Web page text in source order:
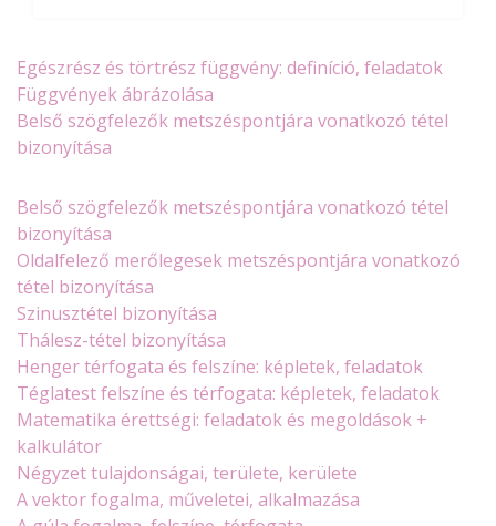
Egészrész és törtrész függvény: definíció, feladatok
Függvények ábrázolása
Belső szögfelezők metszéspontjára vonatkozó tétel
bizonyítása
Belső szögfelezők metszéspontjára vonatkozó tétel
bizonyítása
Oldalfelező merőlegesek metszéspontjára vonatkozó
tétel bizonyítása
Szinusztétel bizonyítása
Thálesz-tétel bizonyítása
Henger térfogata és felszíne: képletek, feladatok
Téglatest felszíne és térfogata: képletek, feladatok
Matematika érettségi: feladatok és megoldások +
kalkulátor
Négyzet tulajdonságai, területe, kerülete
A vektor fogalma, műveletei, alkalmazása